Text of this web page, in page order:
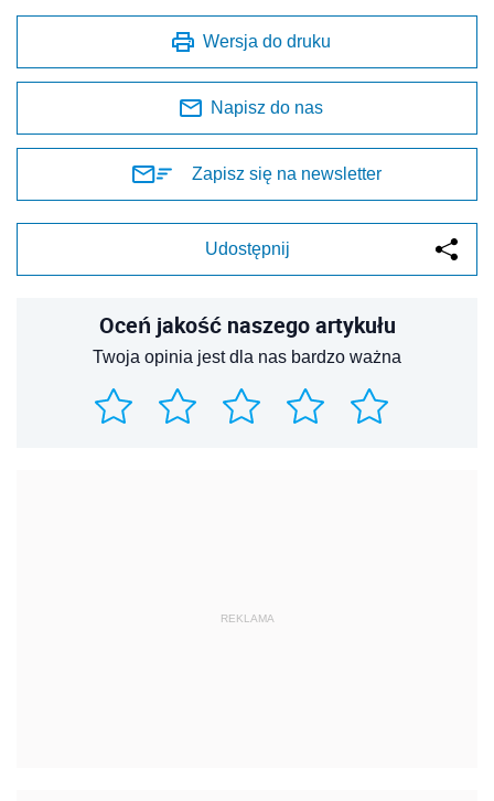
Wersja do druku
Napisz do nas
Zapisz się na newsletter
Udostępnij
Oceń jakość naszego artykułu
Twoja opinia jest dla nas bardzo ważna
REKLAMA